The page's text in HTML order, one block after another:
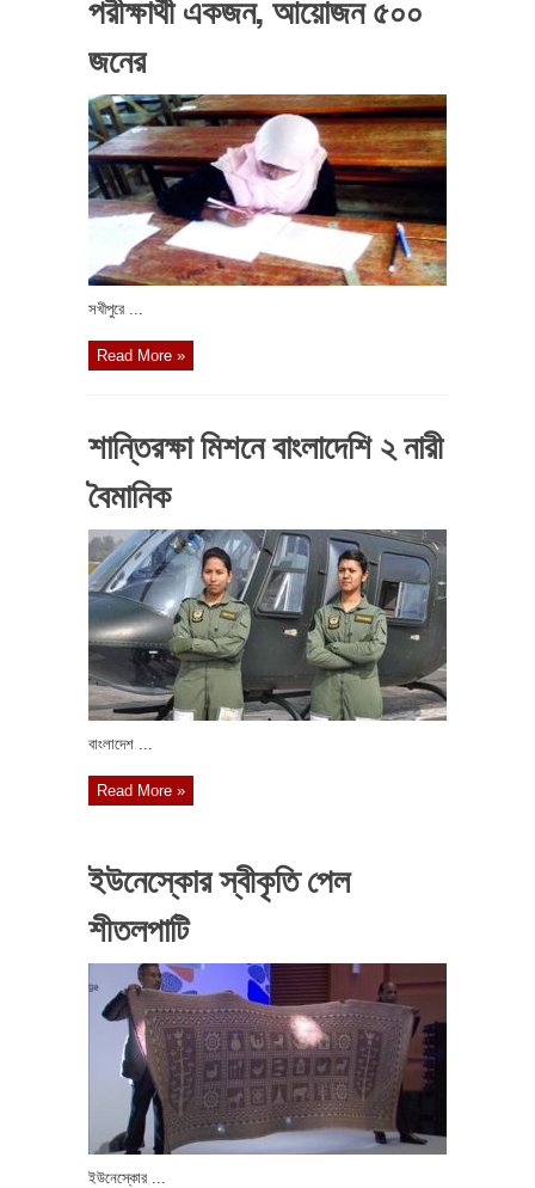
জনের
সখীপুরে ...
Read More »
শান্তিরক্ষা মিশনে বাংলাদেশি ২ নারী
বৈমানিক
বাংলাদেশ ...
Read More »
ইউনেস্কোর স্বীকৃতি পেল
শীতলপাটি
ইউনেস্কোর ...